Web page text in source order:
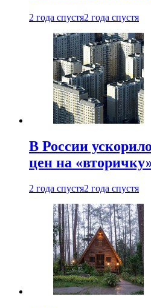
2 года спустя2 года спустя
В России
цен на
2 года спустя2 года спустя